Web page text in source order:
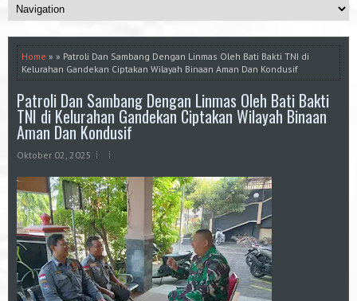
Home » » Patroli Dan Sambang Dengan Linmas Oleh Bati Bakti TNI di
Kelurahan Gandekan Ciptakan Wilayah Binaan Aman Dan Kondusif
Patroli Dan Sambang Dengan Linmas Oleh Bati Bakti
TNI di Kelurahan Gandekan Ciptakan Wilayah Binaan
Aman Dan Kondusif
Oktober 02, 2025